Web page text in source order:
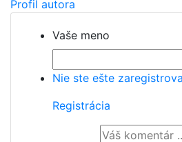
Profil autora
Vaše meno
Nie ste ešte
Registrácia